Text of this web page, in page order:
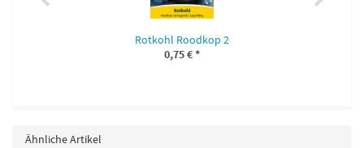
Rotkohl Roodkop 2
0,75 €*
Ähnliche Artikel